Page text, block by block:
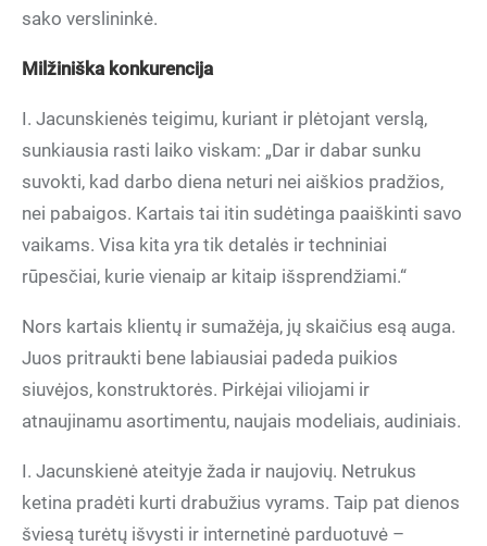
sako verslininkė.
Milžiniška konkurencija
I. Jacunskienės teigimu, kuriant ir plėtojant verslą,
sunkiausia rasti laiko viskam: „Dar ir dabar sunku
suvokti, kad darbo diena neturi nei aiškios pradžios,
nei pabaigos. Kartais tai itin sudėtinga paaiškinti savo
vaikams. Visa kita yra tik detalės ir techniniai
rūpesčiai, kurie vienaip ar kitaip išsprendžiami.“
Nors kartais klientų ir sumažėja, jų skaičius esą auga.
Juos pritraukti bene labiausiai padeda puikios
siuvėjos, konstruktorės. Pirkėjai viliojami ir
atnaujinamu asortimentu, naujais modeliais, audiniais.
I. Jacunskienė ateityje žada ir naujovių. Netrukus
ketina pradėti kurti drabužius vyrams. Taip pat dienos
šviesą turėtų išvysti ir internetinė parduotuvė –